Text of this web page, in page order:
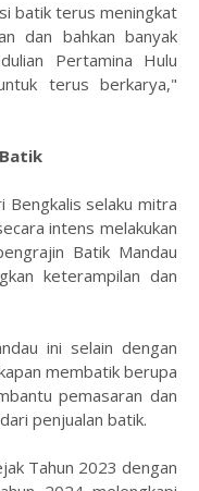
batik terus meningkat
dan bahkan banyak
Pertamina Hulu
terus berkarya,"
Bengkalis selaku mitra
intens melakukan
Batik Mandau
keterampilan dan
ini selain dengan
membatik berupa
pemasaran dan
penjualan batik.
Tahun 2023 dengan